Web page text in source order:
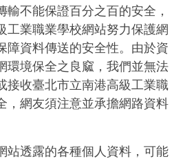
輸不能保證百分之百的安全，
工業職業學校網站努力保護網
障資料傳送的安全性。由於資
環境保全之良窳，我們並無法
接收臺北市立南港高級工業職
，網友須注意並承擔網路資料
站透露的各種個人資料，可能